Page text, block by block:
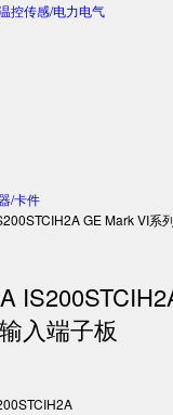
控传感/电力电气
/卡件
GE Mark VI系
入端子板